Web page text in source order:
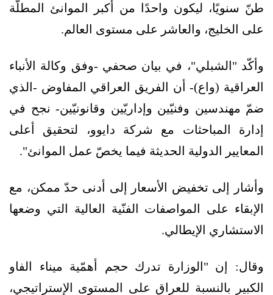
طنّ سنويًا، ليكون واحدًا من أكبر الموانئ المطلّة
على الخليج، والعاشر على مستوى العالم.
وأكّد "الشبلي"، في بيان صحفي -وفق وكالة الأنباء
العراقية (واع)- أن الفريق العراقي المفاوض -الذي
ضمّ مهندسين وفنيّين وإداريّين وقانونيّين- نجح في
إدارة المباحثات مع شركة دايوو، لتحقيق أعلى
المعايير الدولية الحديثة فيما يخصّ عمل الموانئ".
وأشار إلى تخفيض الأسعار إلى أدنى حدّ ممكن، مع
الإبقاء على المواصفات الفنّية العالية التي وضعها
الاستشاري الإيطالي.
وقال: إن "الوزارة تدرك حجم أهمّية ميناء الفاو
الكبير بالنسبة للعراق على المستوى الإستراتيجي،